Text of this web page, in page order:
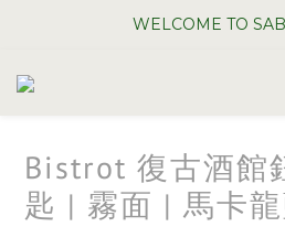
WELCOME TO
WELCOME TO
夏日年中慶全館
Bistrot 復古酒館
匙 | 霧面 | 馬卡